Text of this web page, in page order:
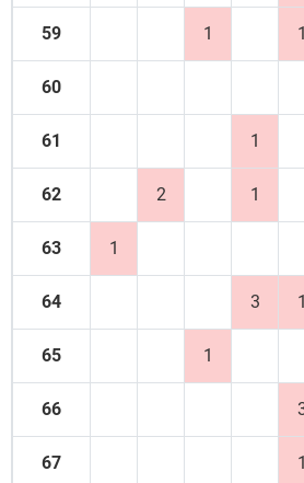
59 1 1
60
61 1
62 2 1
63 1
64 3 1
65 1
66
67 1